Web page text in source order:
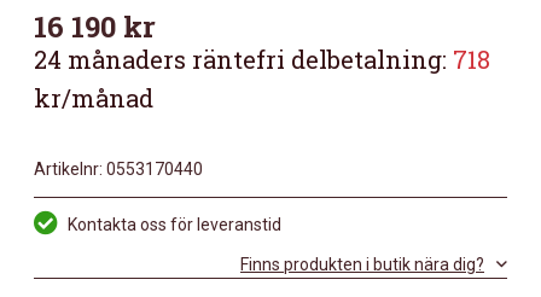
16 190 kr
24 månaders räntefri delbetalning: 718
kr/månad
Artikelnr: 0553170440
Kontakta oss för leveranstid
Finns produkten i butik nära dig?